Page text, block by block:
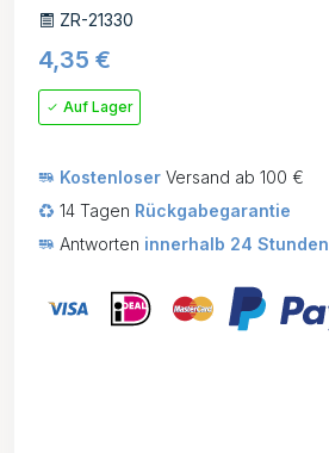
ZR-21330
4,35 €
Auf Lager
Kostenloser Versand ab 100 €
14 Tagen Rückgabegarantie
Antworten innerhalb 24 Stunden